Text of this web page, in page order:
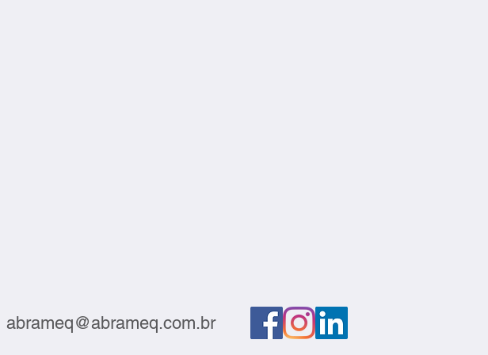
abrameq@abrameq.com.br